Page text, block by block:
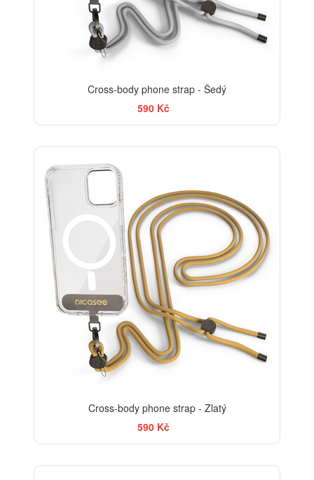
Cross-body phone strap - Šedý
590 Kč
Cross-body phone strap - Zlatý
590 Kč